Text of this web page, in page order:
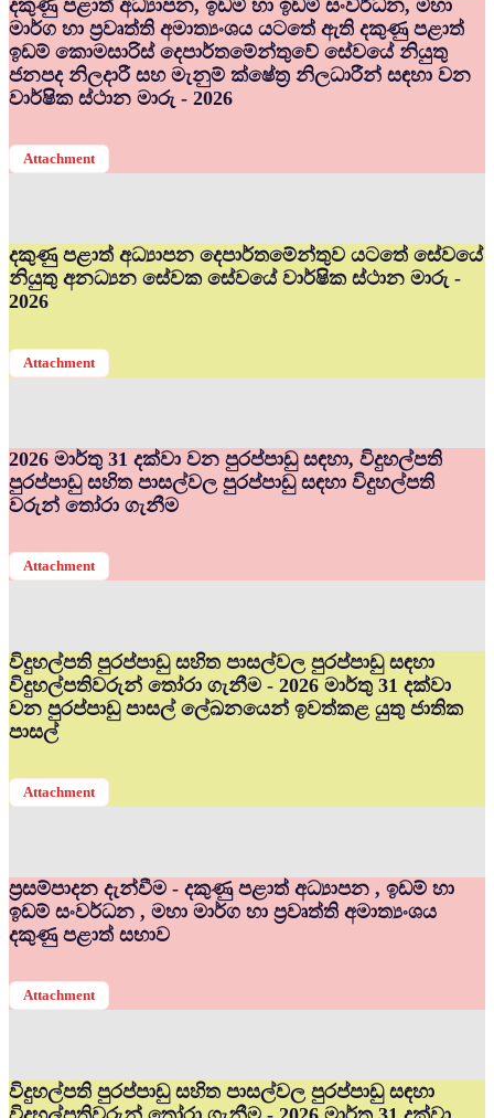
දකුණු පළාත් අධ්‍යාපන, ඉඩම් හා ඉඩම් සංවර්ධන, මහා
මාර්ග හා ප්‍රවෘත්ති අමාත්‍යංශය යටතේ ඇති දකුණු පළාත්
ඉඩම් කොමසාරිස් දෙපාර්තමේන්තුවේ සේවයේ නියුතු
ජනපද නිලදාරී සහ මැනුම් ක්ෂේත්‍ර නිලධාරීන් සඳහා වන
වාර්ෂික ස්ථාන මාරු - 2026
Attachment
දකුණු පළාත් අධ්‍යාපන දෙපාර්තමේන්තුව යටතේ සේවයේ
නියුතු අනධ්‍යන සේවක සේවයේ වාර්ෂික ස්ථාන මාරු -
2026
Attachment
2026 මාර්තු 31 දක්වා වන පුරප්පාඩු සඳහා, විදුහල්පති
පුරප්පාඩු සහිත පාසල්වල පුරප්පාඩු සඳහා විදුහල්පති
වරුන් තෝරා ගැනීම
Attachment
විදුහල්පති පුරප්පාඩු සහිත පාසල්වල පුරප්පාඩු සඳහා
විදුහල්පතිවරුන් තෝරා ගැනීම - 2026 මාර්තු 31 දක්වා
වන පුරප්පාඩු පාසල් ලේඛනයෙන් ඉවත්කළ යුතු ජාතික
පාසල්
Attachment
ප්‍රසම්පාදන දැන්වීම - දකුණු පළාත් අධ්‍යාපන , ඉඩම් හා
ඉඩම් සංවර්ධන , මහා මාර්ග හා ප්‍රවෘත්ති අමාත්‍යංශය
දකුණු පළාත් සභාව
Attachment
විදුහල්පති පුරප්පාඩු සහිත පාසල්වල පුරප්පාඩු සඳහා